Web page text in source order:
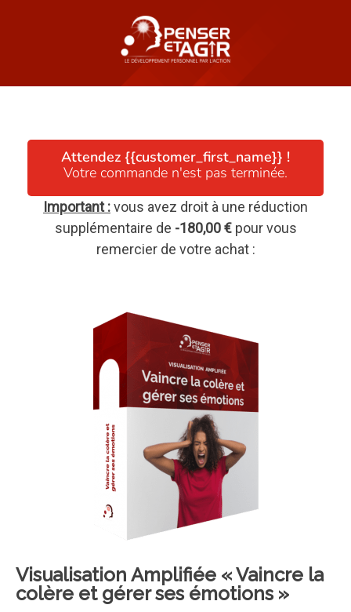
Attendez {{customer_first_name}} !
Votre commande n'est pas terminée.
Important :vous avez droit à une réduction
supplémentaire de -180,00 €pour vous
remercier de votre achat :
Visualisation Amplifiée « Vaincre la
colère et gérer ses émotions »